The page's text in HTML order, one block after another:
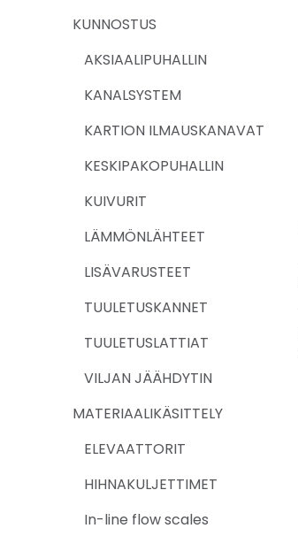
KUNNOSTUS
AKSIAALIPUHALLIN
KANALSYSTEM
KARTION ILMAUSKANAVAT
KESKIPAKOPUHALLIN
KUIVURIT
LÄMMÖNLÄHTEET
LISÄVARUSTEET
TUULETUSKANNET
TUULETUSLATTIAT
VILJAN JÄÄHDYTIN
MATERIAALIKÄSITTELY
ELEVAATTORIT
HIHNAKULJETTIMET
In-line flow scales